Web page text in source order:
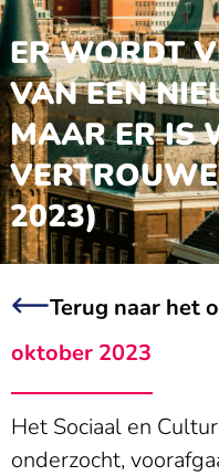
ER WORDT
VAN EEN
MAAR ER IS
2023)
Terug naar het
oktober 2023
Het Sociaal en
onderzocht,